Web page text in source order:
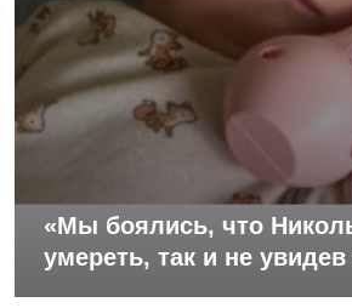
«Мы боялись, что
умереть, так и не